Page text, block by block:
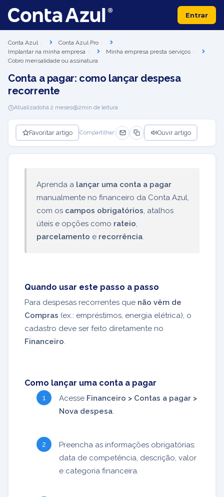
Entrar
Conta Azul
Conta Azul Pro
Implantar na minha empresa
Minha empresa presta serviços
Cobro mensalidade ou assinatura
Conta a pagar: como lançar despesa
recorrente
Atualizadohá 2 meses 2min de leitura
Favoritar artigo Compartilhar: Ouvir artigo
Aprenda a lançar uma conta a pagar
manualmente no financeiro da Conta Azul,
com os campos obrigatórios, atalhos
úteis e opções como rateio,
parcelamento e recorrência.
Quando usar este passo a passo
Para despesas recorrentes que não vêm de
Compras (ex.: empréstimos, energia elétrica), o
cadastro deve ser feito diretamente no
Financeiro
Como lançar uma conta a pagar
Acesse Financeiro > Contas a pagar >
Nova despesa
Preencha as informações obrigatórias:
data de competência, descrição, valor
e categoria financeira.